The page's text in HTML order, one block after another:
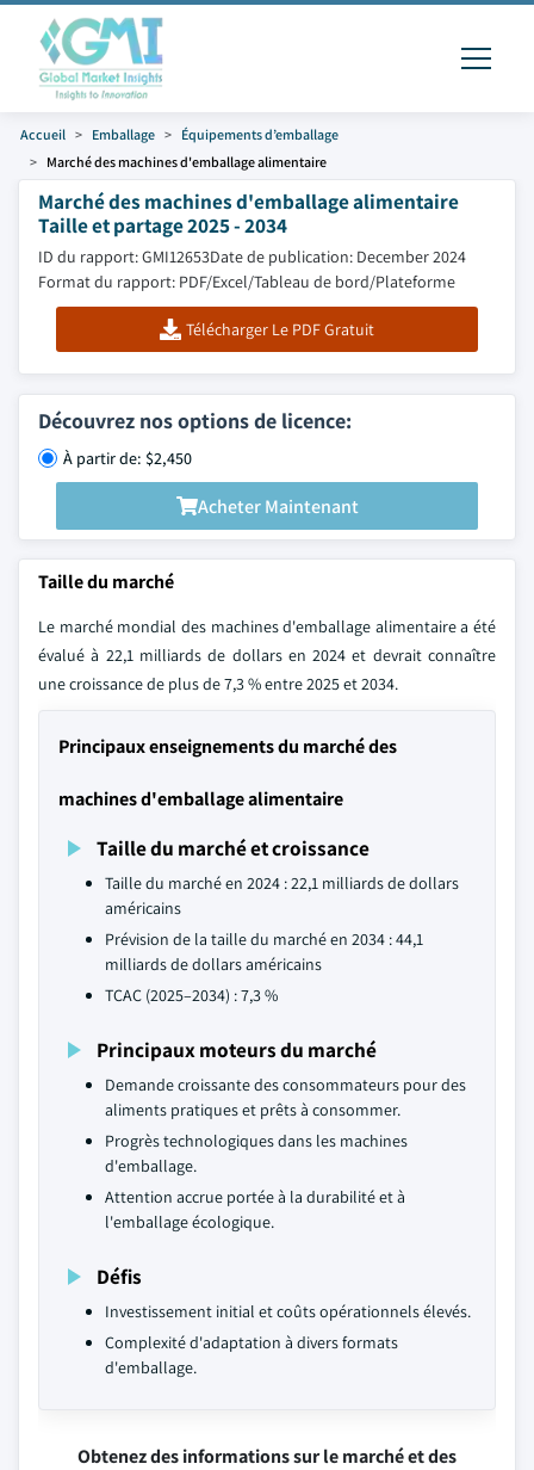
Accueil Emballage
Équipements d’emballage
Marché des machines d'emballage alimentaire
Marché des machines d'emballage alimentaire
Taille et partage 2025 - 2034
ID du rapport: GMI12653Date de publication: December 2024
Format du rapport: PDF/Excel/Tableau de bord/Plateforme
Télécharger Le PDF Gratuit
Découvrez nos options de licence:
À partir de: $2,450
Acheter Maintenant
Taille du marché
Le marché mondial des machines d'emballage alimentaire a été
évalué à 22,1 milliards de dollars en 2024 et devrait connaître
une croissance de plus de 7,3 % entre 2025 et 2034.
Principaux enseignements du marché des
machines d'emballage alimentaire
Taille du marché et croissance
Taille du marché en 2024 : 22,1 milliards de dollars
américains
Prévision de la taille du marché en 2034 : 44,1
milliards de dollars américains
TCAC (2025–2034) : 7,3 %
Principaux moteurs du marché
Demande croissante des consommateurs pour des
aliments pratiques et prêts à consommer.
Progrès technologiques dans les machines
d'emballage.
Attention accrue portée à la durabilité et à
l'emballage écologique.
Défis
Investissement initial et coûts opérationnels élevés.
Complexité d'adaptation à divers formats
d'emballage.
Obtenez des informations sur le marché et des